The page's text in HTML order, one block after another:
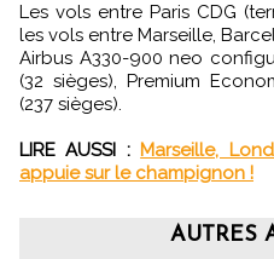
Les vols entre Paris CDG (terminal 2C) et Dakar ainsi que
les vols entre Marseille,
Airbus A330-900 neo
(32 sièges), Premium
(237 sièges).
LIRE AUSSI : Marseille,
appuie sur le champignon !
AUTRES